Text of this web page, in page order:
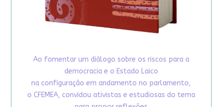
Ao fomentar um diálogo sobre os riscos para a
democracia e o Estado Laico
na configuração em andamento no parlamento,
o CFEMEA, convidou ativistas e estudiosas do tema